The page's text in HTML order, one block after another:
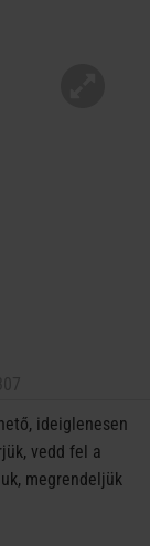
ideiglenesen
vedd fel a
megrendeljük